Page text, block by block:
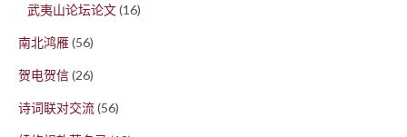
武夷山论坛论文(16)
南北鸿雁(56)
贺电贺信(26)
诗词联对交流(56)